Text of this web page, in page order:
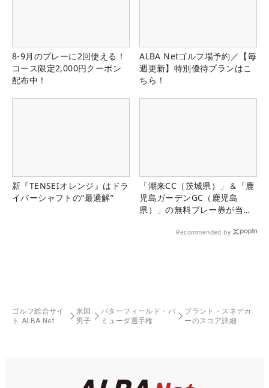
8-9月のプレーに2回使える！
コース限定2,000円クーポン
配布中！
ALBA Netゴルフ場予約／【毎
週更新】特別優待プランはこ
ちら！
新『TENSEIオレンジ』はドラ
イバーシャフトの“最適解”
「潮来CC（茨城県）」＆「鹿
児島ガーデンGC（鹿児島
県）」の無料プレー券が当た
Recommended by
ゴルフ総合サイ
ト ALBA Net
米国
男子
バターフィールド・バ
ミューダ選手権
ブラント・スネデカ
ーのスコア詳細